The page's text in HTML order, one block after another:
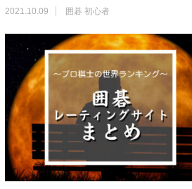
2021.10.09 囲碁 初心者